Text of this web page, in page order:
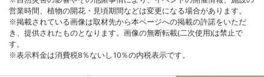
営業時間、植物の開花・見頃期間などは変更になる場合があります。
※掲載されている画像は取材先から本ページへの掲載の許諾をいただ
き、提供されたものとなります。画像の無断転載(二次使用)は禁止で
す。
※表示料金は消費税8％ないし10％の内税表示です。